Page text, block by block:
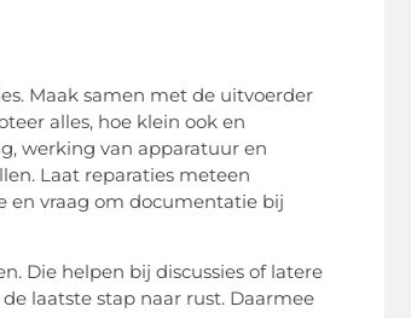
Maak samen met de uitvoerder
alles, hoe klein ook en
werking van apparatuur en
Laat reparaties meteen
en vraag om documentatie bij
Die helpen bij discussies of latere
laatste stap naar rust. Daarmee